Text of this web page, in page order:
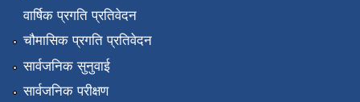
वार्षिक प्रगति प्रतिवेदन
चौमासिक प्रगति प्रतिवेदन
सार्वजनिक सुनुवाई
सार्वजनिक परीक्षण